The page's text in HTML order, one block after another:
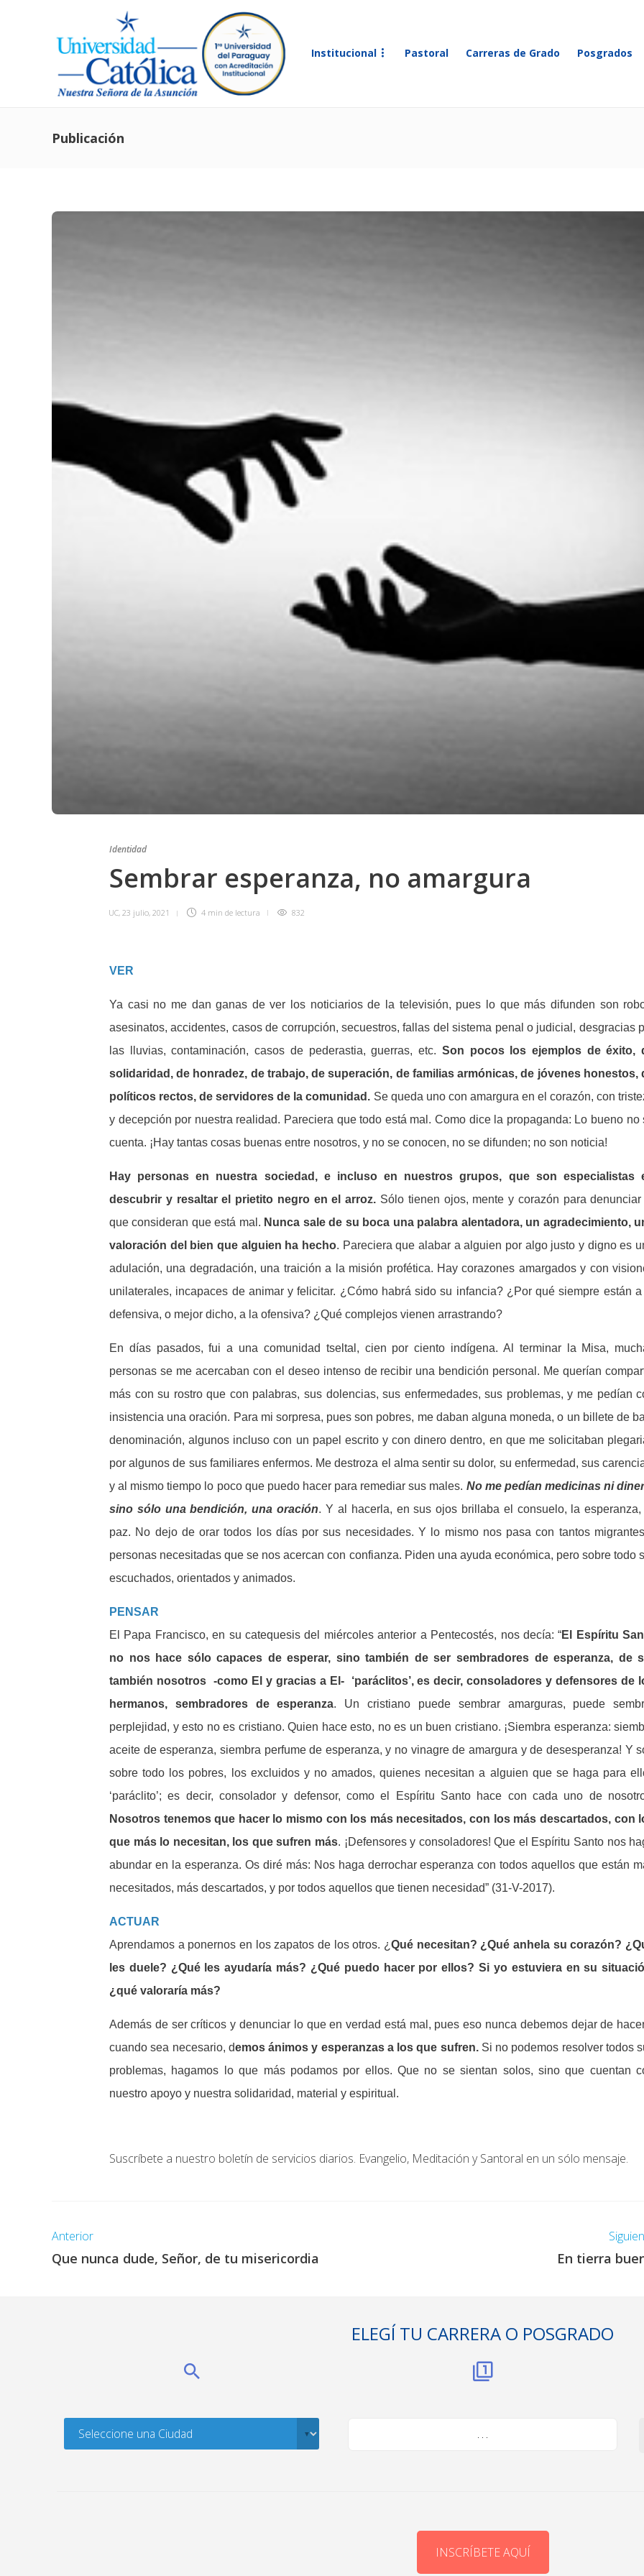
Institucional Pastoral Carreras de Grado Posgrados
Publicación
Identidad
Sembrar esperanza, no amargura
UC, 23 julio, 2021 4 min de lectura 832
VER
Ya casi no me dan ganas de ver los noticiarios de la televisión, pues lo que más difunden son
asesinatos, accidentes, casos de corrupción, secuestros, fallas del sistema penal o judicial, desgracias
las lluvias, contaminación, casos de pederastia, guerras, etc. Son pocos los ejemplos de éxito,
solidaridad, de honradez, de trabajo, de superación, de familias armónicas, de jóvenes honestos,
políticos rectos, de servidores de la comunidad. Se queda uno con amargura en el corazón, con
y decepción por nuestra realidad. Pareciera que todo está mal. Como dice la propaganda: Lo bueno no
cuenta. ¡Hay tantas cosas buenas entre nosotros, y no se conocen, no se difunden; no son noticia!
Hay personas en nuestra sociedad, e incluso en nuestros grupos, que son especialistas
descubrir y resaltar el prietito negro en el arroz. Sólo tienen ojos, mente y corazón para
que consideran que está mal. Nunca sale de su boca una palabra alentadora, un agradecimiento,
valoración del bien que alguien ha hecho. Pareciera que alabar a alguien por algo justo y digno es
adulación, una degradación, una traición a la misión profética. Hay corazones amargados y con
unilaterales, incapaces de animar y felicitar. ¿Cómo habrá sido su infancia? ¿Por qué siempre están a
defensiva, o mejor dicho, a la ofensiva? ¿Qué complejos vienen arrastrando?
En días pasados, fui a una comunidad tseltal, cien por ciento indígena. Al terminar la Misa,
personas se me acercaban con el deseo intenso de recibir una bendición personal. Me querían
más con su rostro que con palabras, sus dolencias, sus enfermedades, sus problemas, y me pedían
insistencia una oración. Para mi sorpresa, pues son pobres, me daban alguna moneda, o un billete de
denominación, algunos incluso con un papel escrito y con dinero dentro, en que me solicitaban
por algunos de sus familiares enfermos. Me destroza el alma sentir su dolor, su enfermedad, sus
y al mismo tiempo lo poco que puedo hacer para remediar sus males. No me pedían medicinas ni
sino sólo una bendición, una oración. Y al hacerla, en sus ojos brillaba el consuelo, la esperanza,
paz. No dejo de orar todos los días por sus necesidades. Y lo mismo nos pasa con tantos
personas necesitadas que se nos acercan con confianza. Piden una ayuda económica, pero sobre todo
escuchados, orientados y animados.
PENSAR
El Papa Francisco, en su catequesis del miércoles anterior a Pentecostés, nos decía: “El Espíritu
no nos hace sólo capaces de esperar, sino también de ser sembradores de esperanza, de
también nosotros -como El y gracias a El- ‘paráclitos’, es decir, consoladores y defensores de
hermanos, sembradores de esperanza. Un cristiano puede sembrar amarguras, puede
perplejidad, y esto no es cristiano. Quien hace esto, no es un buen cristiano. ¡Siembra esperanza:
aceite de esperanza, siembra perfume de esperanza, y no vinagre de amargura y de desesperanza! Y
sobre todo los pobres, los excluidos y no amados, quienes necesitan a alguien que se haga para
‘paráclito’; es decir, consolador y defensor, como el Espíritu Santo hace con cada uno de
Nosotros tenemos que hacer lo mismo con los más necesitados, con los más descartados, con
que más lo necesitan, los que sufren más. ¡Defensores y consoladores! Que el Espíritu Santo nos
abundar en la esperanza. Os diré más: Nos haga derrochar esperanza con todos aquellos que están
necesitados, más descartados, y por todos aquellos que tienen necesidad” (31-V-2017).
ACTUAR
Aprendamos a ponernos en los zapatos de los otros. ¿Qué necesitan? ¿Qué anhela su corazón?
les duele? ¿Qué les ayudaría más? ¿Qué puedo hacer por ellos? Si yo estuviera en su
¿qué valoraría más?
Además de ser críticos y denunciar lo que en verdad está mal, pues eso nunca debemos dejar de
cuando sea necesario, demos ánimos y esperanzas a los que sufren. Si no podemos resolver todos
problemas, hagamos lo que más podamos por ellos. Que no se sientan solos, sino que cuentan
nuestro apoyo y nuestra solidaridad, material y espiritual.
Suscríbete a nuestro boletín de servicios diarios. Evangelio, Meditación y Santoral en un sólo mensaje.
Anterior
Que nunca dude, Señor, de tu misericordia En tierra
ELEGÍ TU CARRERA O POSGRADO
. . .
INSCRÍBETE AQUÍ